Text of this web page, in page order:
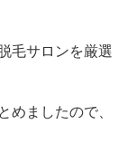
毛サロンを厳選
めましたので、